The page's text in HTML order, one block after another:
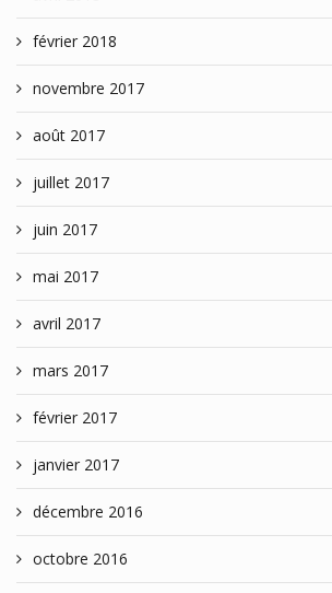
février 2018
novembre 2017
août 2017
juillet 2017
juin 2017
mai 2017
avril 2017
mars 2017
février 2017
janvier 2017
décembre 2016
octobre 2016